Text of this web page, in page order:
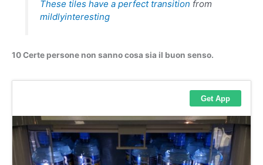
These tiles have a perfect transition from
mildlyinteresting
10 Certe persone non sanno cosa sia il buon senso.